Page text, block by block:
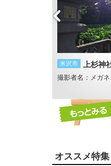
米沢市 上杉神
撮影者名：メガネ
オススメ特集